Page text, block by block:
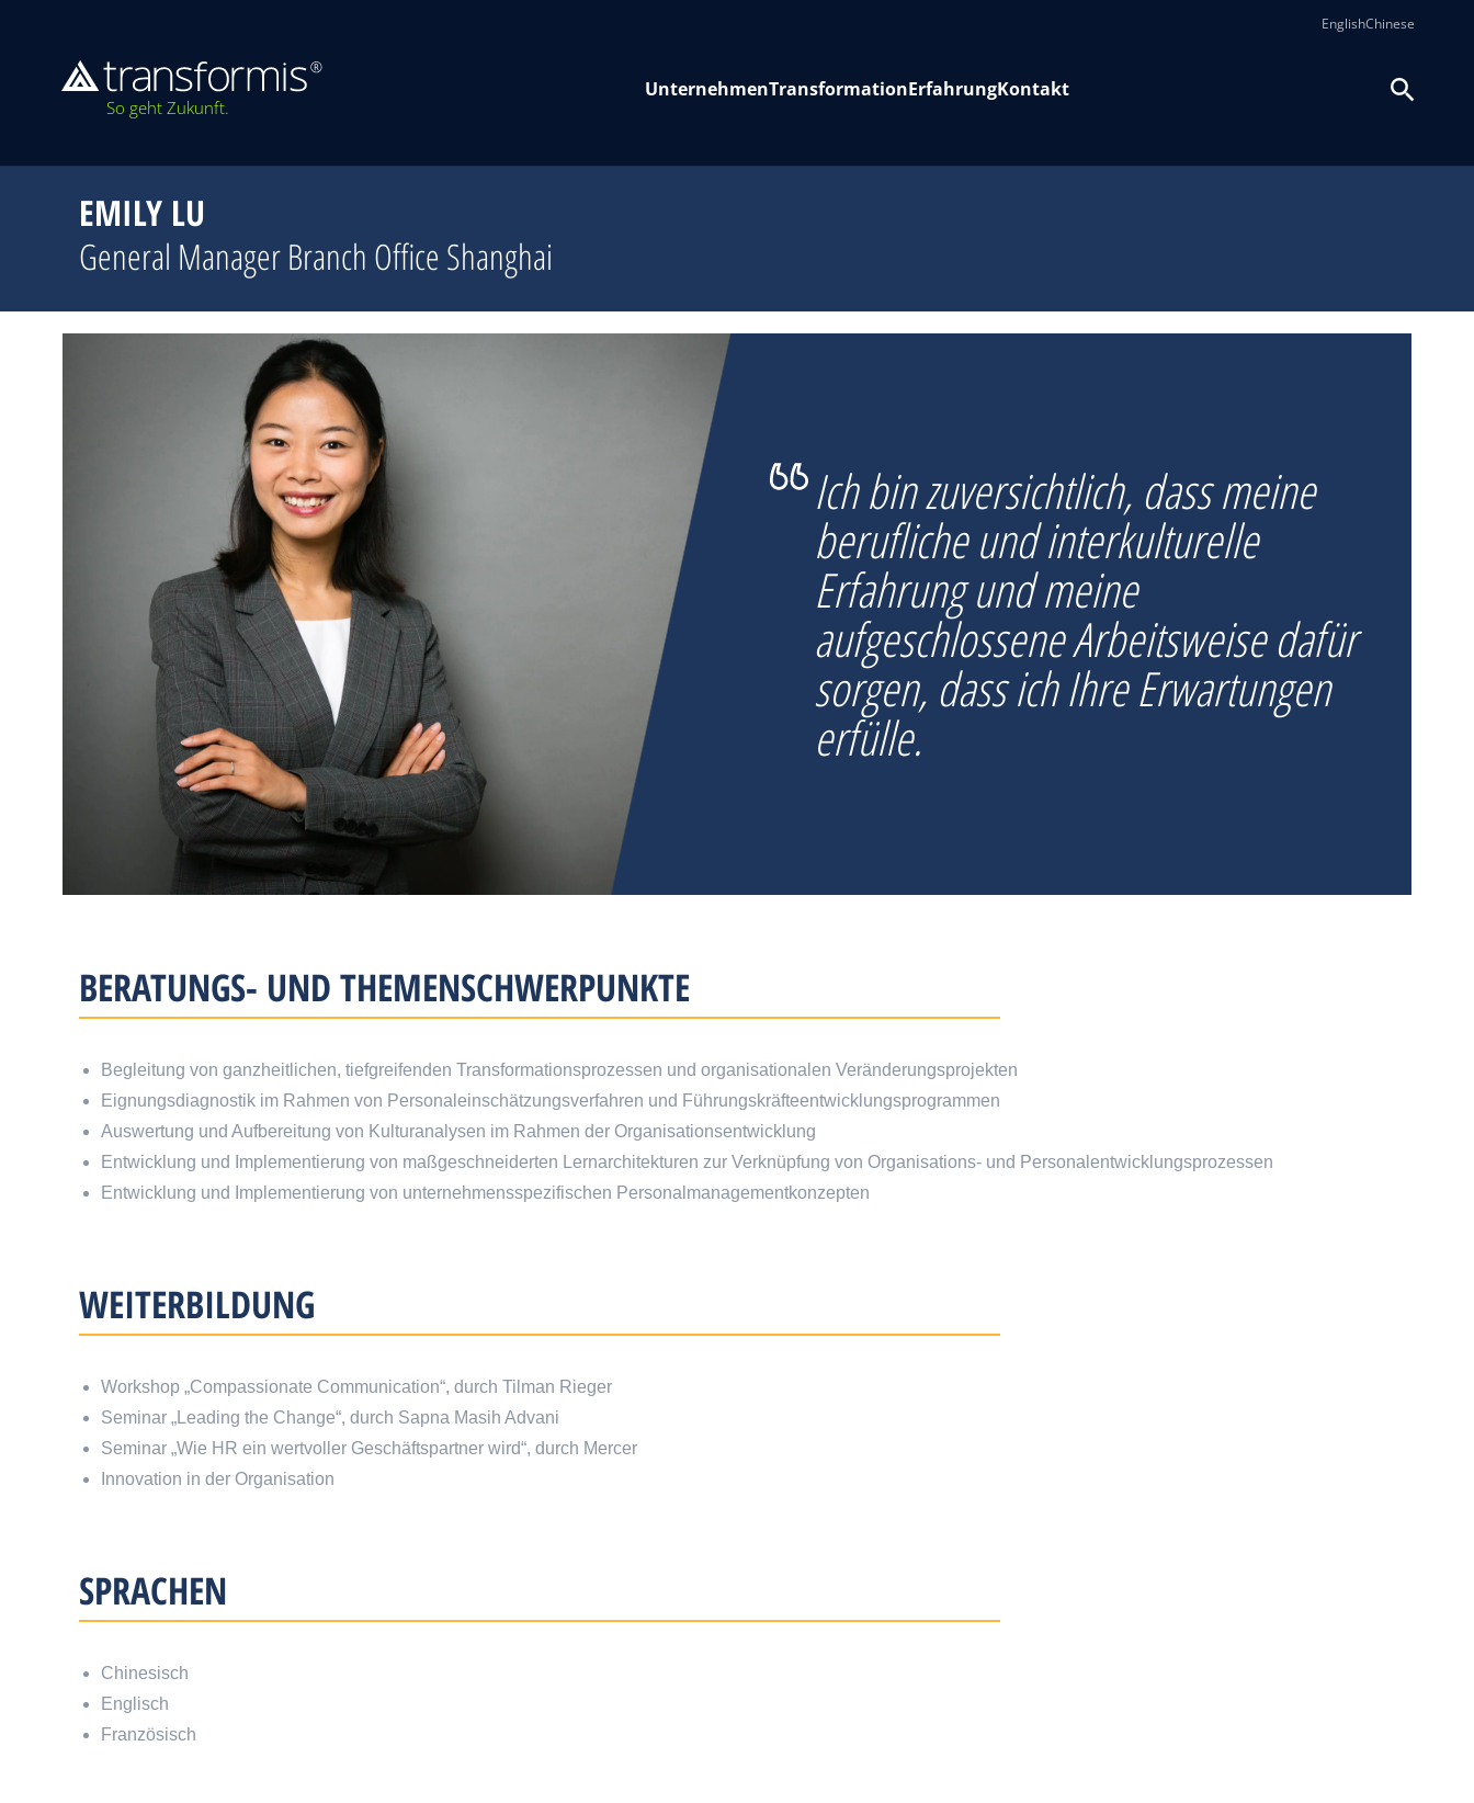
EnglishChinese
So geht Zukunft.
UnternehmenTransformationErfahrungKontakt
EMILY LU
General Manager Branch Office Shanghai
Ich bin zuversichtlich, dass meine
berufliche und interkulturelle
Erfahrung und meine
aufgeschlossene Arbeitsweise dafür
sorgen, dass ich Ihre Erwartungen
erfülle.
BERATUNGS- UND THEMENSCHWERPUNKTE
Begleitung von ganzheitlichen, tiefgreifenden Transformationsprozessen und organisationalen Veränderungsprojekten
Eignungsdiagnostik im Rahmen von Personaleinschätzungsverfahren und Führungskräfteentwicklungsprogrammen
Auswertung und Aufbereitung von Kulturanalysen im Rahmen der Organisationsentwicklung
Entwicklung und Implementierung von maßgeschneiderten Lernarchitekturen zur Verknüpfung von Organisations- und Personalentwicklungsprozessen
Entwicklung und Implementierung von unternehmensspezifischen Personalmanagementkonzepten
WEITERBILDUNG
Workshop „Compassionate Communication“, durch Tilman Rieger
Seminar „Leading the Change“, durch Sapna Masih Advani
Seminar „Wie HR ein wertvoller Geschäftspartner wird“, durch Mercer
Innovation in der Organisation
SPRACHEN
Chinesisch
Englisch
Französisch